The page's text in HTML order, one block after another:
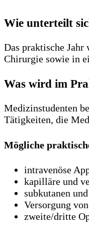
Wie unterteilt
Das praktische
Chirurgie sowie in
Was wird im
Medizinstudenten
Tätigkeiten, die
Mögliche
intravenöse
kapilläre und
subkutanen
Versorgung
zweite/dritte